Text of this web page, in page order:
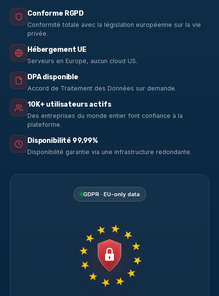
Conforme RGPD
Conformité totale avec la législation européenne sur la vie
privée.
Hébergement UE
Serveurs en Europe, aucun cloud US.
DPA disponible
Accord de Traitement des Données sur demande.
10K+ utilisateurs actifs
Des entreprises du monde entier font confiance à la
plateforme.
Disponibilité 99,99%
Disponibilité garantie via une infrastructure redondante.
GDPR · EU-only data